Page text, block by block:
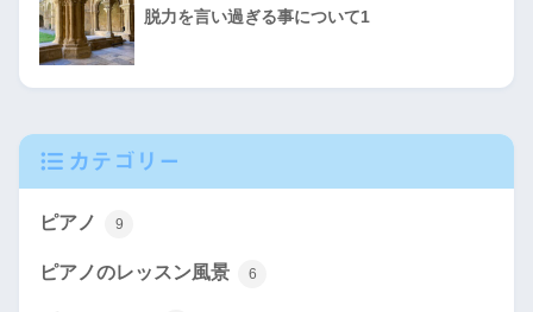
脱力を言い過ぎる事について1
カテゴリー
ピアノ 9
ピアノのレッスン風景 6